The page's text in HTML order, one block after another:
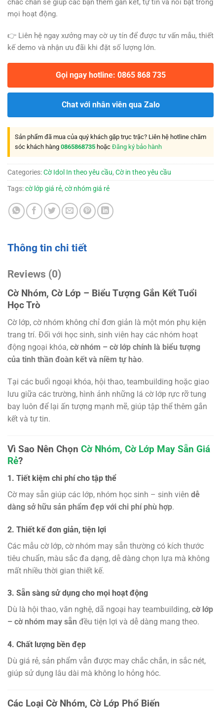
chắc chắn sẽ giúp các bạn thêm gắn kết, tự tin và nổi bật trong
mọi hoạt động.
👉 Liên hệ ngay xưởng may cờ uy tín để được tư vấn mẫu, thiết
kế demo và nhận ưu đãi khi đặt số lượng lớn.
Gọi ngay hotline: 0865 868 735
Chat với nhân viên qua Zalo
Sản phẩm đã mua của quý khách gặp trục trặc? Liên hệ hotline chăm
sóc khách hàng 0865868735 hoặc Đăng ký bảo hành
Categories:Cờ Idol In theo yêu cầu, Cờ in theo yêu cầu
Tags:cờ lớp giá rẻ, cờ nhóm giá rẻ
Thông tin chi tiết
Reviews (0)
Cờ Nhóm, Cờ Lớp – Biểu Tượng Gắn Kết Tuổi
Học Trò
Cờ lớp, cờ nhóm không chỉ đơn giản là một món phụ kiện
trang trí. Đối với học sinh, sinh viên hay các nhóm hoạt
động ngoại khóa, cờ nhóm – cờ lớp chính là biểu tượng
của tinh thần đoàn kết và niềm tự hào.
Tại các buổi ngoại khóa, hội thao, teambuilding hoặc giao
lưu giữa các trường, hình ảnh những lá cờ lớp rực rỡ tung
bay luôn để lại ấn tượng mạnh mẽ, giúp tập thể thêm gắn
kết và tự tin.
Vì Sao Nên Chọn Cờ Nhóm, Cờ Lớp May Sẵn Giá
Rẻ?
1. Tiết kiệm chi phí cho tập thể
Cờ may sẵn giúp các lớp, nhóm học sinh – sinh viên dễ
dàng sở hữu sản phẩm đẹp với chi phí phù hợp.
2. Thiết kế đơn giản, tiện lợi
Các mẫu cờ lớp, cờ nhóm may sẵn thường có kích thước
tiêu chuẩn, màu sắc đa dạng, dễ dàng chọn lựa mà không
mất nhiều thời gian thiết kế.
3. Sẵn sàng sử dụng cho mọi hoạt động
Dù là hội thao, văn nghệ, dã ngoại hay teambuilding, cờ lớp
– cờ nhóm may sẵn đều tiện lợi và dễ dàng mang theo.
4. Chất lượng bền đẹp
Dù giá rẻ, sản phẩm vẫn được may chắc chắn, in sắc nét,
giúp sử dụng lâu dài mà không lo hỏng hóc.
Các Loại Cờ Nhóm, Cờ Lớp Phổ Biến